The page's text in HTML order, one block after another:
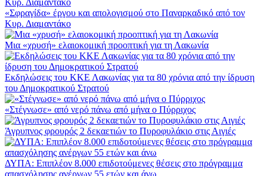
«Σφραγίδα» έργου και απολογισμού στο Παναρκαδικό από τον
Κυρ. Διαμαντάκο
Μια «χρυσή» ελαιοκομική προοπτική για τη Λακωνία
Εκδηλώσεις του ΚΚΕ Λακωνίας για τα 80 χρόνια από την ίδρυση
του Δημοκρατικού Στρατού
«Στέγνωσε» από νερό πάνω από μήνα ο Πύρριχος
Άγρυπνος φρουρός 2 δεκαετιών το Πυροφυλάκιο στις Αιγιές
ΔΥΠΑ: Επιπλέον 8.000 επιδοτούμενες θέσεις στο πρόγραμμα
απασχόλησης ανέργων 55 ετών και άνω